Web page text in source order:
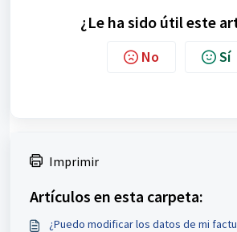
¿Le ha sido útil este
No Sí
Imprimir
Artículos en esta carpeta:
¿Puedo modificar los datos de mi